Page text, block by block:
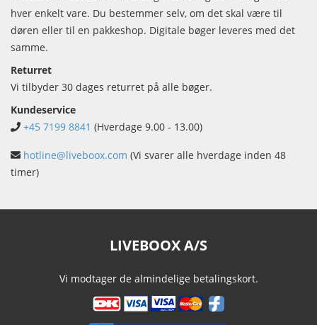
hver enkelt vare. Du bestemmer selv, om det skal være til
døren eller til en pakkeshop. Digitale bøger leveres med det
samme.
Returret
Vi tilbyder 30 dages returret på alle bøger.
Kundeservice
+45 7199 8841 (Hverdage 9.00 - 13.00)
hotline@liveboox.com (Vi svarer alle hverdage inden 48
timer)
LIVEBOOX A/S
Vi modtager de almindelige betalingskort.